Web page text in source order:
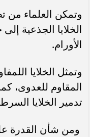
وتمكن العلماء من
الخلايا الجذعية
الأورام.
وتمثل الخلايا
المقاوم للعدوى،
تدمير الخلايا
ومن شأن القدرة